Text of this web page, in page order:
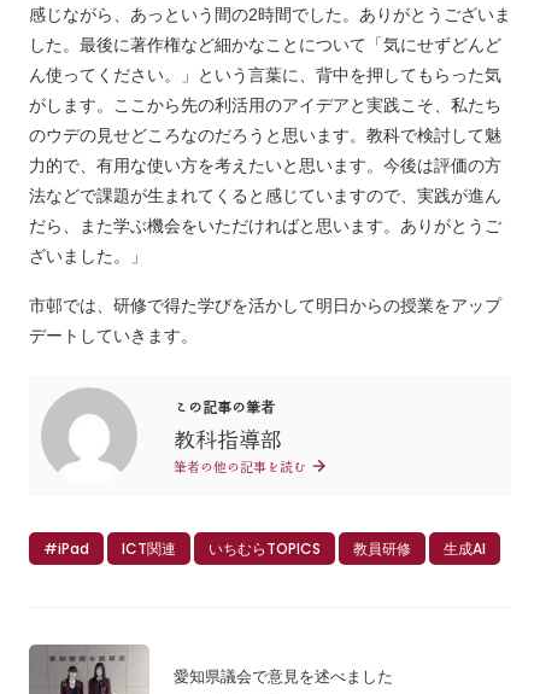
感じながら、あっという間の2時間でした。ありがとうございま
した。最後に著作権など細かなことについて「気にせずどんど
ん使ってください。」という言葉に、背中を押してもらった気
がします。ここから先の利活用のアイデアと実践こそ、私たち
のウデの見せどころなのだろうと思います。教科で検討して魅
力的で、有用な使い方を考えたいと思います。今後は評価の方
法などで課題が生まれてくると感じていますので、実践が進ん
だら、また学ぶ機会をいただければと思います。ありがとうご
ざいました。」
市邨では、研修で得た学びを活かして明日からの授業をアップ
デートしていきます。
この記事の筆者
教科指導部
筆者の他の記事を読む
#iPad ICT関連 いちむらTOPICS 教員研修 生成AI
愛知県議会で意見を述べました